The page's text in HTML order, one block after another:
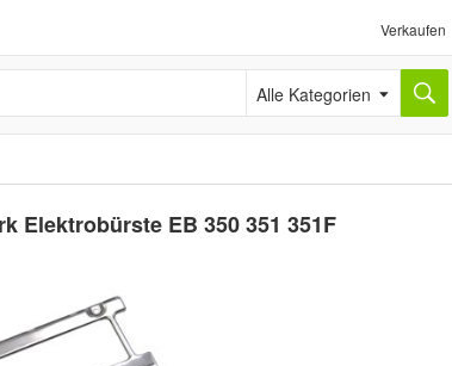
Verkaufen
Alle Kategorien
Elektrobürste EB 350 351 351F